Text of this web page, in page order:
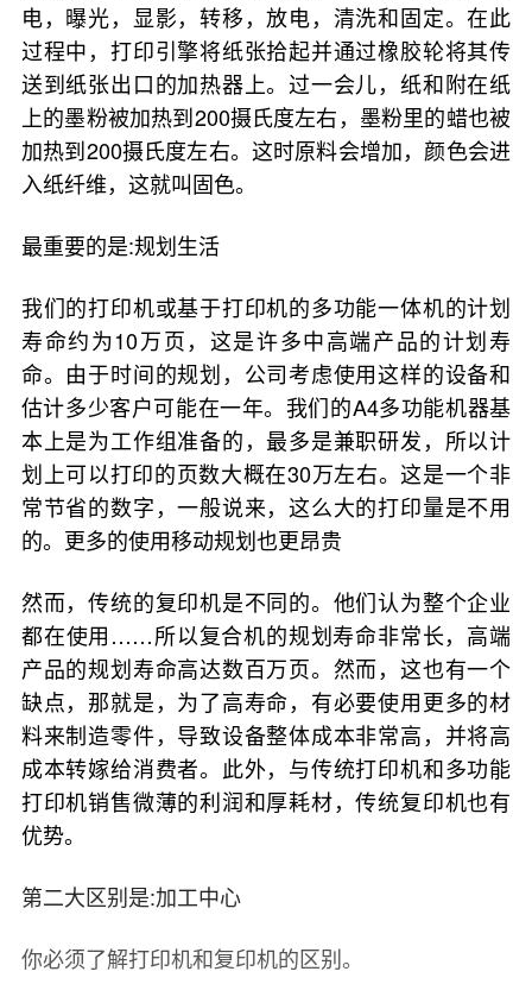
电，曝光，显影，转移，放电，清洗和固定。在此
过程中，打印引擎将纸张拾起并通过橡胶轮将其传
送到纸张出口的加热器上。过一会儿，纸和附在纸
上的墨粉被加热到200摄氏度左右，墨粉里的蜡也被
加热到200摄氏度左右。这时原料会增加，颜色会进
入纸纤维，这就叫固色。
最重要的是:规划生活
我们的打印机或基于打印机的多功能一体机的计划
寿命约为10万页，这是许多中高端产品的计划寿
命。由于时间的规划，公司考虑使用这样的设备和
估计多少客户可能在一年。我们的A4多功能机器基
本上是为工作组准备的，最多是兼职研发，所以计
划上可以打印的页数大概在30万左右。这是一个非
常节省的数字，一般说来，这么大的打印量是不用
的。更多的使用移动规划也更昂贵
然而，传统的复印机是不同的。他们认为整个企业
都在使用……所以复合机的规划寿命非常长，高端
产品的规划寿命高达数百万页。然而，这也有一个
缺点，那就是，为了高寿命，有必要使用更多的材
料来制造零件，导致设备整体成本非常高，并将高
成本转嫁给消费者。此外，与传统打印机和多功能
打印机销售微薄的利润和厚耗材，传统复印机也有
优势。
第二大区别是:加工中心
你必须了解打印机和复印机的区别。